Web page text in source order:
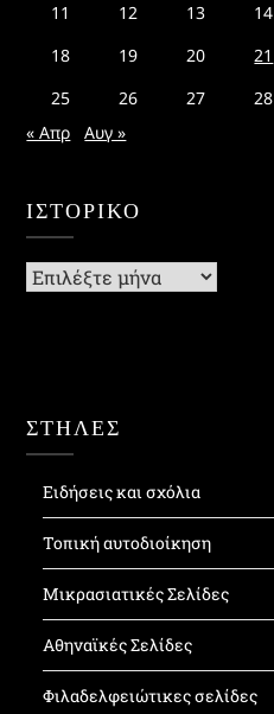
11
12 13 14
18
19 20 21
25
26 27 28
« Απρ
Αυγ »
ΙΣΤΟΡΙΚΌ
Ιστορικό
ΣΤΗΛΕΣ
Ειδήσεις και σχόλια
Τοπική αυτοδιοίκηση
Μικρασιατικές Σελίδες
Αθηναϊκές Σελίδες
Φιλαδελφειώτικες σελίδες